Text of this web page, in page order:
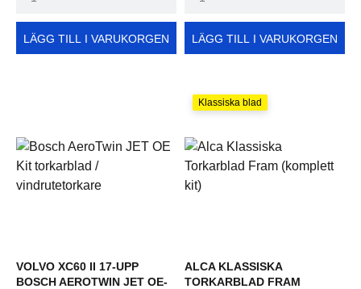
LÄGG TILL I VARUKORGEN LÄGG TILL I VARUKORGEN
VOLVO XC60 II 17-UPP
BOSCH AEROTWIN JET OE-
ALCA KLASSISKA
TORKARBLAD FRAM
Klassiska blad